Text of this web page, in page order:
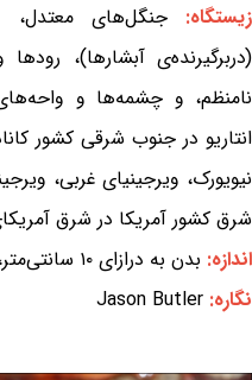
زیستگاه:جنگل‌های معتدل،
(دربرگیرنده‌ی آبشارها)،
نامنظم، و چشمه‌ها و
انتاریو در جنوب شرقی کشور
نیویورک، ویرجینیای غربی،
شرق کشور آمریکا در شرق
اندازه: بدن به درازای ۱۰ سانتی‌متر، دُم یک دوم درازای بدن
نگاره: Jason Butler